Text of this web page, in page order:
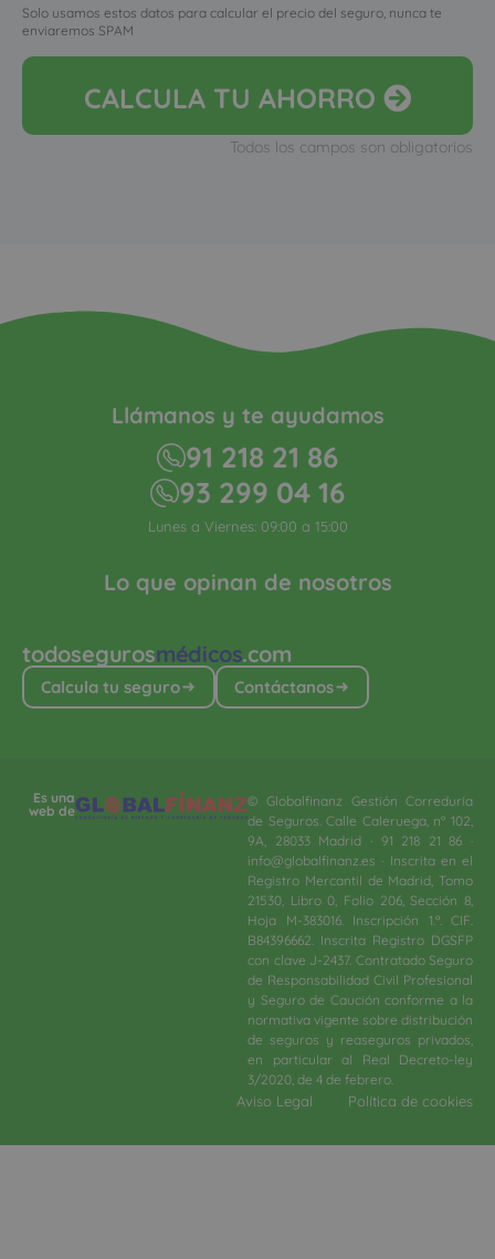
Solo usamos estos datos para calcular el precio del seguro, nunca te
enviaremos SPAM
CALCULA TU AHORRO
Todos los campos son obligatorios
todosegurosmédicos.com
Calcula tu seguro Contáctanos
Lo que opinan de nosotros
Llámanos y te ayudamos
91 218 21 86
93 299 04 16
Lunes a Viernes: 09:00 a 15:00
Es una
web de
© Globalfinanz Gestión Correduría
de Seguros. Calle Caleruega, nº 102,
9A, 28033 Madrid · 91 218 21 86 ·
info@globalfinanz.es · Inscrita en el
Registro Mercantil de Madrid, Tomo
21530, Libro 0, Folio 206, Sección 8,
Hoja M-383016. Inscripción 1.ª. CIF.
B84396662. Inscrita Registro DGSFP
con clave J-2437. Contratado Seguro
de Responsabilidad Civil Profesional
y Seguro de Caución conforme a la
normativa vigente sobre distribución
de seguros y reaseguros privados,
en particular al Real Decreto-ley
3/2020, de 4 de febrero.​
Aviso Legal Política de cookies